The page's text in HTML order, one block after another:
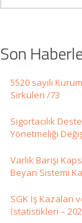
Son
5520 sayılı
Sirküleri /73
Sigortacılık
Yönetmeliği
Varlık Barışı
Beyan Sistemi
SGK İş Kazaları
İstatistikleri –